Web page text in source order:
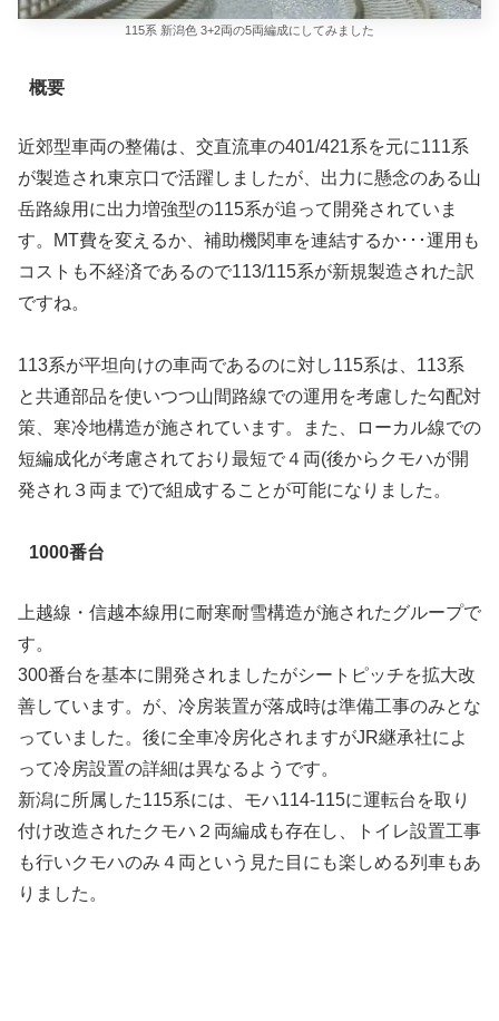
115系 新潟色 3+2両の5両編成にしてみました
概要
近郊型車両の整備は、交直流車の401/421系を元に111系
が製造され東京口で活躍しましたが、出力に懸念のある山
岳路線用に出力増強型の115系が追って開発されていま
す。MT費を変えるか、補助機関車を連結するか･･･運用も
コストも不経済であるので113/115系が新規製造された訳
ですね。
113系が平坦向けの車両であるのに対し115系は、113系
と共通部品を使いつつ山間路線での運用を考慮した勾配対
策、寒冷地構造が施されています。また、ローカル線での
短編成化が考慮されており最短で４両(後からクモハが開
発され３両まで)で組成することが可能になりました。
1000番台
上越線・信越本線用に耐寒耐雪構造が施されたグループで
す。
300番台を基本に開発されましたがシートピッチを拡大改
善しています。が、冷房装置が落成時は準備工事のみとな
っていました。後に全車冷房化されますがJR継承社によ
って冷房設置の詳細は異なるようです。
新潟に所属した115系には、モハ114-115に運転台を取り
付け改造されたクモハ２両編成も存在し、トイレ設置工事
も行いクモハのみ４両という見た目にも楽しめる列車もあ
りました。